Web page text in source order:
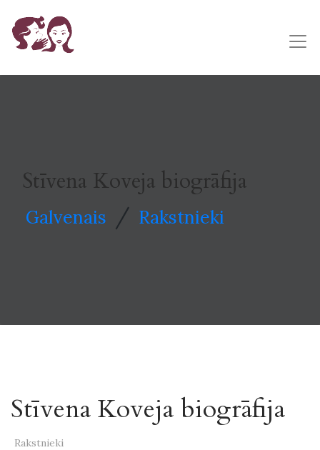
Stīvena Koveja biogrāfija
Galvenais / Rakstnieki
Stīvena Koveja biogrāfija
Rakstnieki